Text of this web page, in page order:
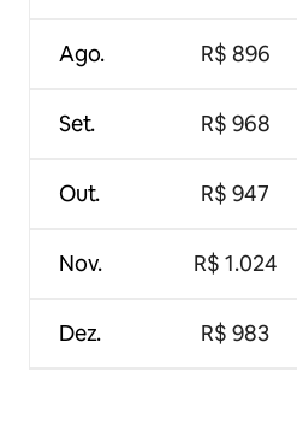
Ago.
Set.
Out.
Nov.
Dez.
R$ 896
R$ 968
R$ 947
R$ 1.024
R$ 983